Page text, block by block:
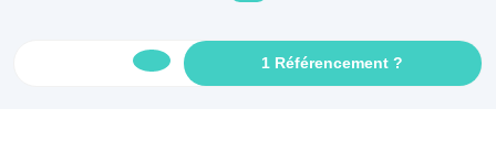
Open
1 Référencement ?
AN